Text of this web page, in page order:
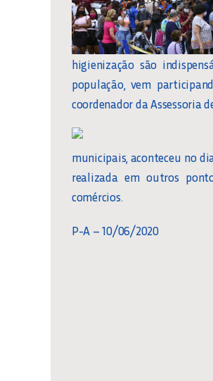
higienização são
população, vem
coordenador da Assessoria
municipais, aconteceu no
realizada em outros
comércios.
P-A – 10/06/2020